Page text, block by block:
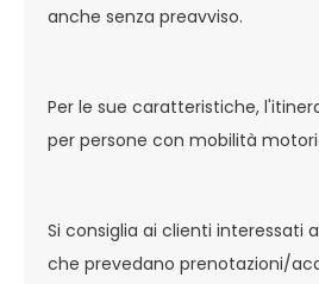
anche senza preavviso.
Per le sue caratteristiche,
per persone con mobilità
Si consiglia ai clienti interessati
che prevedano prenotazioni/